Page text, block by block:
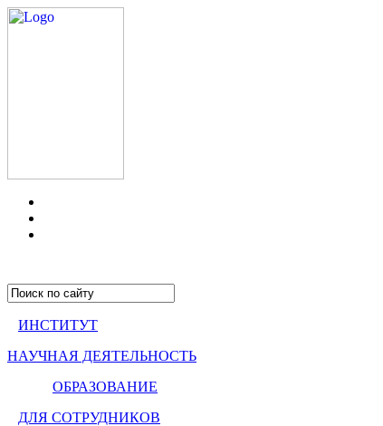
ИНСТИТУТ
НАУЧНАЯ ДЕЯТЕЛЬНОСТЬ
ОБРАЗОВАНИЕ
ДЛЯ СОТРУДНИКОВ